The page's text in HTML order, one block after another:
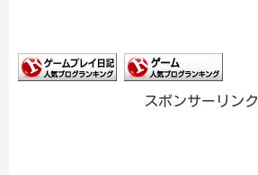
スポンサーリンク